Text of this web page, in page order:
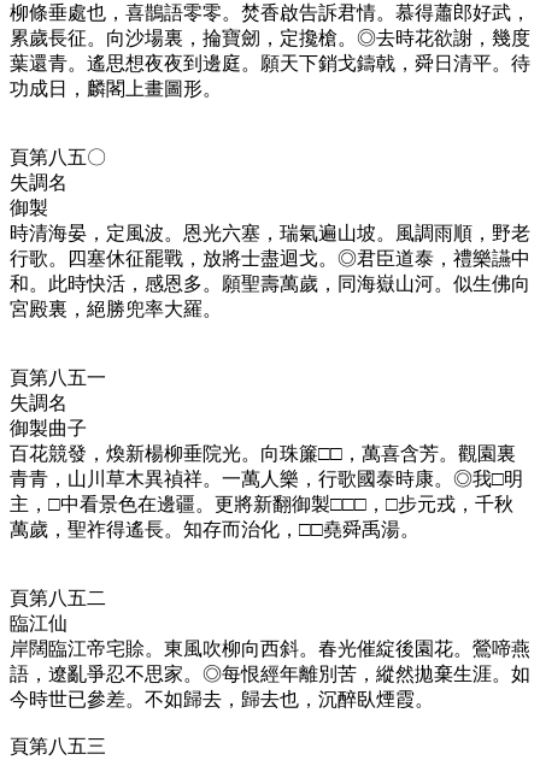
柳條垂處也，喜鵲語零零。焚香啟告訴君情。慕得蕭郎好武，
累歲長征。向沙場裏，掄寶劒，定攙槍。◎去時花欲謝，幾度
葉還青。遙思想夜夜到邊庭。願天下銷戈鑄戟，舜日清平。待
功成日，麟閣上畫圖形。
頁第八五〇
失調名
御製
時清海晏，定風波。恩光六塞，瑞氣遍山坡。風調雨順，野老
行歌。四塞休征罷戰，放將士盡迴戈。◎君臣道泰，禮樂讌中
和。此時快活，感恩多。願聖壽萬歲，同海嶽山河。似生佛向
宮殿裏，絕勝兜率大羅。
頁第八五一
失調名
御製曲子
百花競發，煥新楊柳垂院光。向珠簾□□，萬喜含芳。觀園裏
青青，山川草木異禎祥。一萬人樂，行歌國泰時康。◎我□明
主，□中看景色在邊疆。更將新翻御製□□□，□步元戎，千秋
萬歲，聖祚得遙長。知存而治化，□□堯舜禹湯。
頁第八五二
臨江仙
岸闊臨江帝宅賒。東風吹柳向西斜。春光催綻後園花。鶯啼燕
語，遼亂爭忍不思家。◎每恨經年離別苦，縱然拋棄生涯。如
今時世已參差。不如歸去，歸去也，沉醉臥煙霞。
頁第八五三